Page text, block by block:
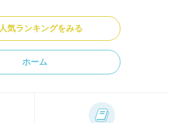
人気ランキングをみる
ホーム